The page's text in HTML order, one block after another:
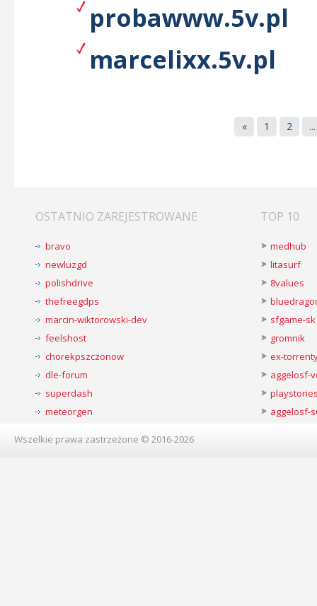
probawww.5v.pl
marcelixx.5v.pl
« 1 2 ...
OSTATNIO ZAREJESTROWANE
bravo
newluzgd
polishdrive
thefreegdps
marcin-wiktorowski-dev
feelshost
chorekpszczonow
dle-forum
superdash
meteorgen
TOP 10
medhub
litasurf
8values
sfgame-sk
gromnik
ex-
aggelosf-
aggelosf-
Wszelkie prawa zastrzeżone © 2016-2026